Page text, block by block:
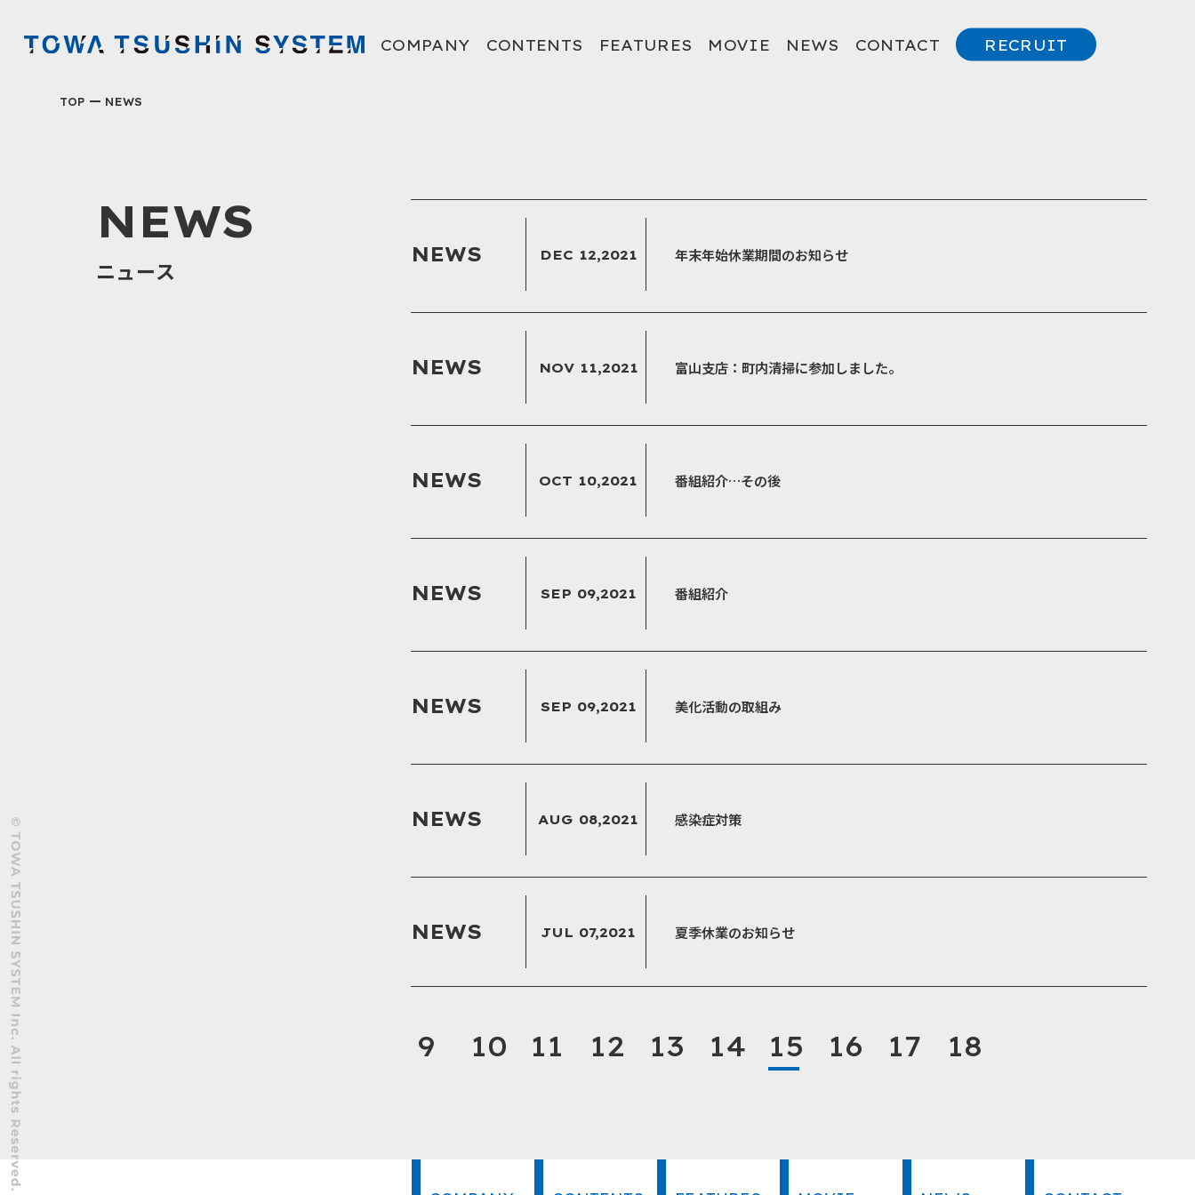
COMPANY CONTENTS FEATURES MOVIE NEWS CONTACT RECRUIT
TOP NEWS
NEWS
ニュース
NEWS DEC 12,2021 年末年始休業期間のお知らせ
NEWS NOV 11,2021 富山支店：町内清掃に参加しました。
NEWS OCT 10,2021 番組紹介…その後
NEWS SEP 09,2021 番組紹介
NEWS SEP 09,2021 美化活動の取組み
NEWS AUG 08,2021 感染症対策
NEWS JUL 07,2021 夏季休業のお知らせ
9 10 11 12 13 14 15 16 17 18